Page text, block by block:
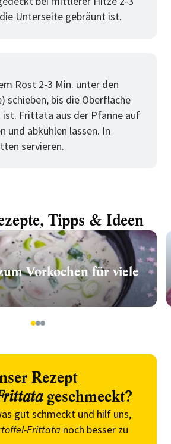
Unterseite gebräunt ist.
Rost 2-3 Min. unter den
schieben, bis die Oberfläche
Frittata aus der Pfanne auf
und abkühlen lassen. In
servieren.
Tipps & Ideen
Vorkochen für viele
123
Rezept
geschmeckt?
gut schmeckt und hilf uns,
Frittata noch besser zu